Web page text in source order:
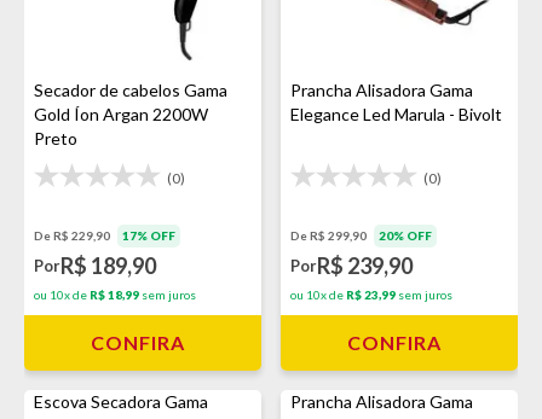
Secador de cabelos Gama
Gold Íon Argan 2200W
Preto
(0)
De R$ 229,90 17% OFF
PorR$ 189,90
ou 10x de R$ 18,99 sem juros
CONFIRA
Prancha Alisadora Gama
Elegance Led Marula - Bivolt
(0)
De R$ 299,90 20% OFF
PorR$ 239,90
ou 10x de R$ 23,99 sem juros
CONFIRA
Escova Secadora Gama
Prancha Alisadora Gama